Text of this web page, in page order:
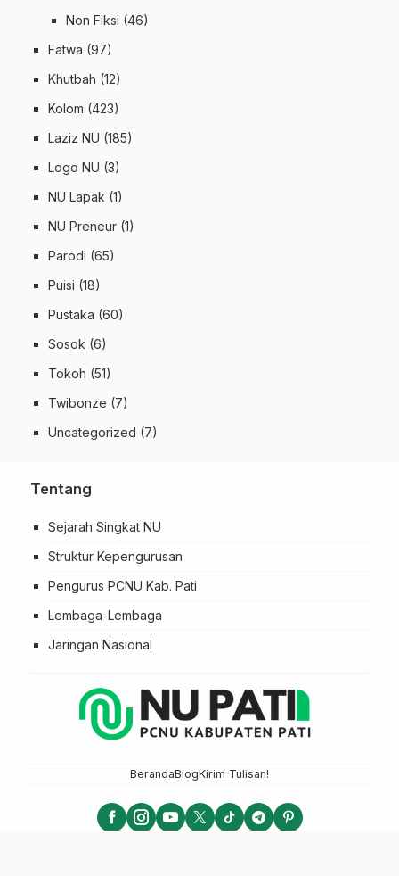
Non Fiksi (46)
Fatwa (97)
Khutbah (12)
Kolom (423)
Laziz NU (185)
Logo NU (3)
NU Lapak (1)
NU Preneur (1)
Parodi (65)
Puisi (18)
Pustaka (60)
Sosok (6)
Tokoh (51)
Twibonze (7)
Uncategorized (7)
Tentang
Sejarah Singkat NU
Struktur Kepengurusan
Pengurus PCNU Kab. Pati
Lembaga-Lembaga
Jaringan Nasional
BerandaBlogKirim Tulisan!